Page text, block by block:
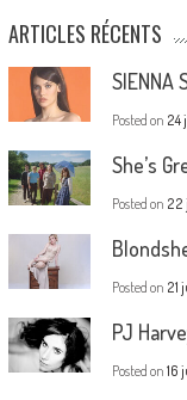
ARTICLES RÉCENTS
SIENNA
Posted on 24
She’s
Posted on 22
Posted on 21
PJ
Posted on 16